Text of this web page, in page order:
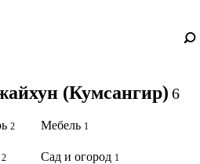
(Кумсангир) 6
2
2
Мебель 1
Сад и огород 1